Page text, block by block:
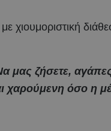
χιουμοριστική
μας ζήσετε,
χαρούμενη όσο η